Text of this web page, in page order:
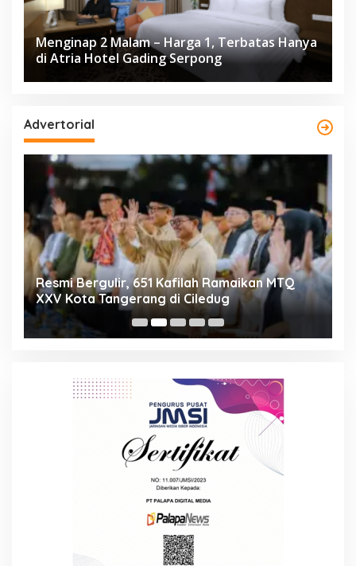
Menginap 2 Malam – Harga 1, Terbatas Hanya
di Atria Hotel Gading Serpong
Advertorial
Resmi Bergulir, 651 Kafilah Ramaikan MTQ
XXV Kota Tangerang di Ciledug